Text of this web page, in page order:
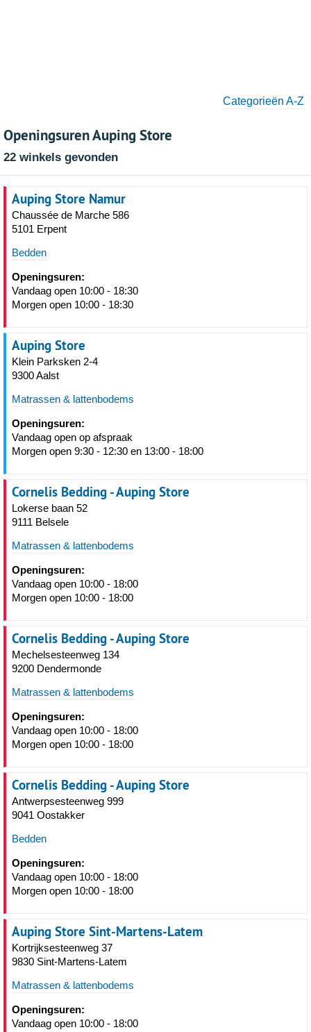
Categorieën A-Z
Openingsuren Auping Store
22 winkels gevonden
Auping Store Namur
Chaussée de Marche 586
5101 Erpent
Bedden
Openingsuren:
Vandaag open 10:00 - 18:30
Morgen open 10:00 - 18:30
Auping Store
Klein Parksken 2-4
9300 Aalst
Matrassen & lattenbodems
Openingsuren:
Vandaag open op afspraak
Morgen open 9:30 - 12:30 en 13:00 - 18:00
Cornelis Bedding - Auping Store
Lokerse baan 52
9111 Belsele
Matrassen & lattenbodems
Openingsuren:
Vandaag open 10:00 - 18:00
Morgen open 10:00 - 18:00
Cornelis Bedding - Auping Store
Mechelsesteenweg 134
9200 Dendermonde
Matrassen & lattenbodems
Openingsuren:
Vandaag open 10:00 - 18:00
Morgen open 10:00 - 18:00
Cornelis Bedding - Auping Store
Antwerpsesteenweg 999
9041 Oostakker
Bedden
Openingsuren:
Vandaag open 10:00 - 18:00
Morgen open 10:00 - 18:00
Auping Store Sint-Martens-Latem
Kortrijksesteenweg 37
9830 Sint-Martens-Latem
Matrassen & lattenbodems
Openingsuren:
Vandaag open 10:00 - 18:00